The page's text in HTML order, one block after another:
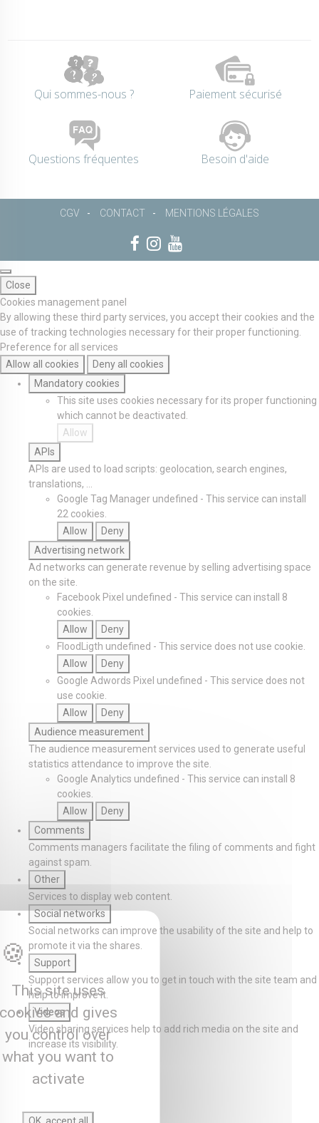
Qui sommes-nous ? Paiement sécurisé
Questions fréquentes Besoin d'aide
CGV CONTACT MENTIONS LÉGALES
Close
Cookies management panel
By allowing these third party services, you accept their cookies and the
use of tracking technologies necessary for their proper functioning.
Preference for all services
Allow all cookies
Deny all cookies
Mandatory cookies
This site uses cookies necessary for its proper functioning
which cannot be deactivated.
Allow
APIs
APIs are used to load scripts: geolocation, search engines,
translations, ...
Google Tag Manager undefined - This service can install
22 cookies.
Allow
Deny
Advertising network
Ad networks can generate revenue by selling advertising space
on the site.
Facebook Pixel undefined - This service can install 8
cookies.
Allow
Deny
FloodLigth undefined - This service does not use cookie.
Allow
Deny
Google Adwords Pixel undefined - This service does not
use cookie.
Allow
Deny
Audience measurement
The audience measurement services used to generate useful
statistics attendance to improve the site.
Google Analytics undefined - This service can install 8
cookies.
Allow
Deny
Comments
Comments managers facilitate the filing of comments and fight
against spam.
Other
Services to display web content.
Social networks
Social networks can improve the usability of the site and help to
promote it via the shares.
Support
Support services allow you to get in touch with the site team and
help to improve it.
Videos
Video sharing services help to add rich media on the site and
increase its visibility.
This site uses
and gives
you control over
what you want to
activate